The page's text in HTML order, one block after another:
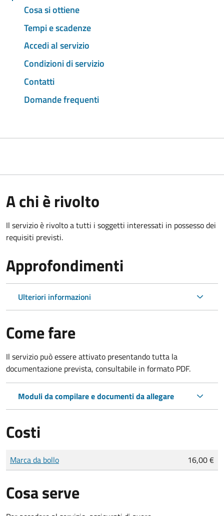
Cosa si ottiene
Tempi e scadenze
Accedi al servizio
Condizioni di servizio
Contatti
Domande frequenti
A chi è rivolto
Il servizio è rivolto a tutti i soggetti interessati in possesso dei
requisiti previsti.
Approfondimenti
Ulteriori informazioni
Come fare
Il servizio può essere attivato presentando tutta la
documentazione prevista, consultabile in formato PDF.
Moduli da compilare e documenti da allegare
Costi
Tipo di pagamento
Importo
Marca da bollo 16,00 €
Cosa serve